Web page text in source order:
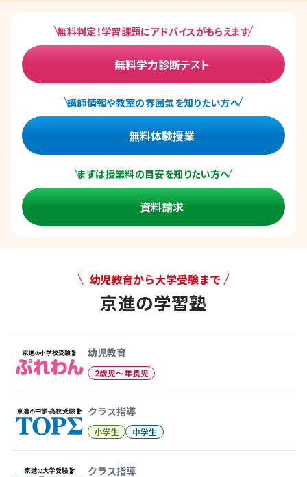
無料判定！学習課題にアドバイスがもらえます
無料学力診断テスト
講師情報や教室の雰囲気を知りたい方へ
無料体験授業
まずは授業料の目安を知りたい方へ
資料請求
幼児教育から大学受験まで
京進の学習塾
幼児教育
2歳児〜年長児
クラス指導
小学生 中学生
クラス指導